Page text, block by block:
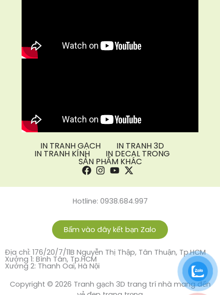
IN TRANH GẠCH IN TRANH 3D
IN TRANH KÍNH IN DECAL TRONG
SẢN PHẨM KHÁC
Hotline: 0938.684.997
Bấm vào đây kết bạn Zalo
Địa chỉ: 176/20/7/11B Nguyễn Thị Thập, Tân Thuận, Tp.HCM
Xưởng 1: Bình Tân, Tp.HCM
Xưởng 2: Thanh Oai, Hà Nội
Copyright © 2026 Tranh gạch 3D trang trí nhà mang đến